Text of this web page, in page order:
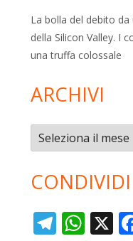
La bolla del debito
della Silicon Valley. I
una truffa colossale
ARCHIVI
Archivi
CONDIVIDI
T W X